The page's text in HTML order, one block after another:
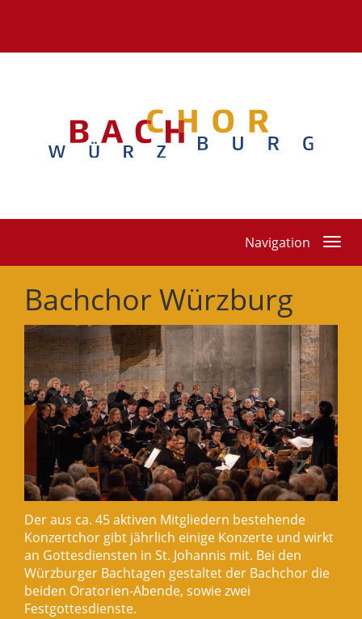
Toggle
Navigation
Bachchor Würzburg
Der aus ca. 45 aktiven Mitgliedern bestehende
Konzertchor gibt jährlich einige Konzerte und wirkt
an Gottesdiensten in St. Johannis mit. Bei den
Würzburger Bachtagen gestaltet der Bachchor die
beiden Oratorien-Abende, sowie zwei
Festgottesdienste.